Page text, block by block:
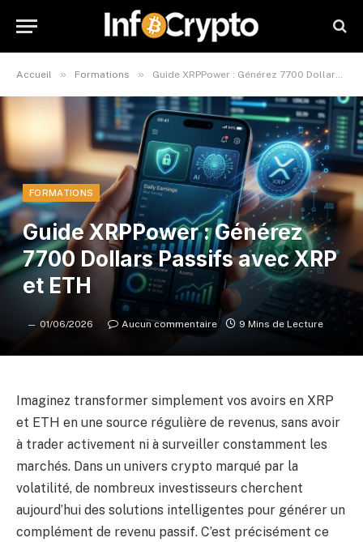
Accueil » Formations » Guide XRPPower : Générez 7700 Dollars Passifs avec XRP et ETH
FORMATIONS
Guide XRPPower : Générez
7700 Dollars Passifs avec XRP
et ETH
01/06/2026 Aucun commentaire 9 Mins de Lecture
Imaginez transformer simplement vos avoirs en XRP
et ETH en une source régulière de revenus, sans avoir
à trader activement ni à surveiller constamment les
marchés. Dans un univers crypto marqué par la
volatilité, de nombreux investisseurs cherchent
aujourd’hui des solutions intelligentes pour générer un
complément de revenu passif. C’est précisément ce